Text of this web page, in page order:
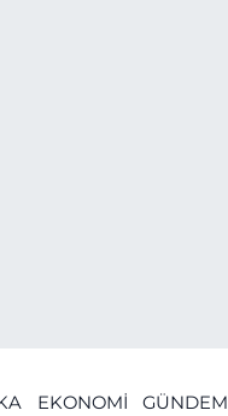
EKONOMİ GÜNDEM